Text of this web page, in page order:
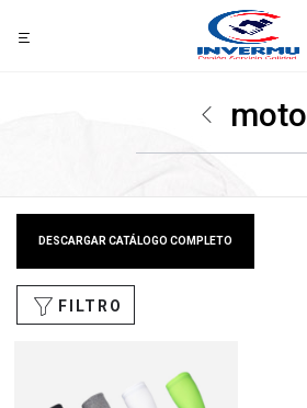
moto
DESCARGAR CATÁLOGO COMPLETO
FILTRO